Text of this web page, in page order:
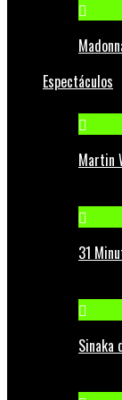
Espectáculos
Martin
31
Sinaka